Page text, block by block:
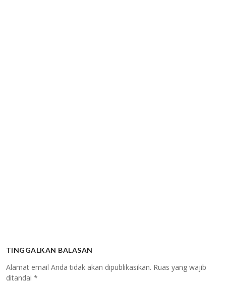
TINGGALKAN BALASAN
Alamat email Anda tidak akan dipublikasikan. Ruas yang wajib
ditandai *